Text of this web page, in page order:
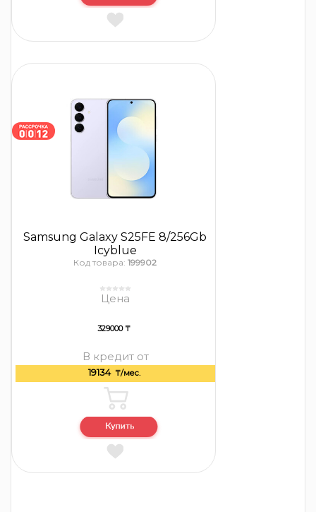
Samsung Galaxy S25FE 8/256Gb
Icyblue
Код товара: 199902
Цена
329000 ₸
В кредит от
19134 ₸/мес.